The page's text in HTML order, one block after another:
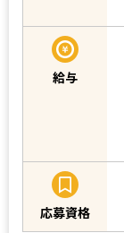
給与
応募資格